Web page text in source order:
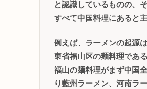
と認識しているものの、
すべて中国料理にあると主
例えば、ラーメンの起源
東省福山区の麺料理である
福山の麺料理がまず中国
り藍州ラーメン、河南ラ